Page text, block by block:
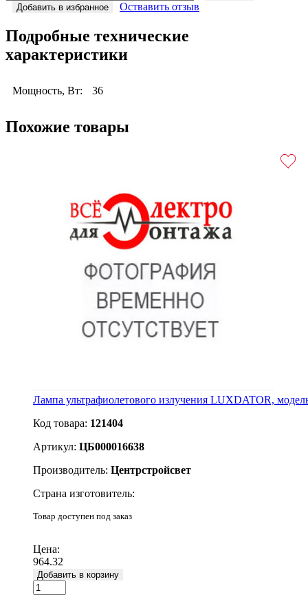
Добавить в избранное
Оствавить отзыв
Подробные технические
характеристики
Мощность, Вт: 36
Похожие товары
Лампа ультрафиолетового излучения LUXDATOR,
Код товара: 121404
Артикул: ЦБ000016638
Производитель: Центрстройсвет
Страна изготовитель:
Товар доступен под заказ
Цена:
964.32
Добавить в корзину